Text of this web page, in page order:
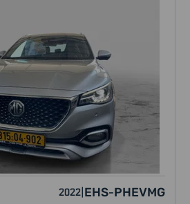
MG
EHS-PHEV
2022